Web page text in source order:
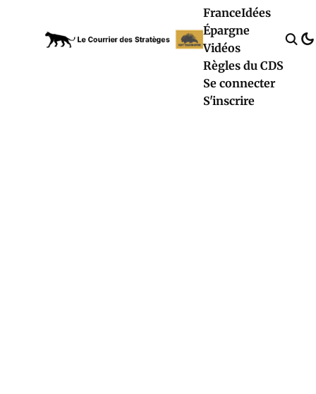
FranceIdées
Épargne
Vidéos
Règles du CDS
Se connecter
S'inscrire